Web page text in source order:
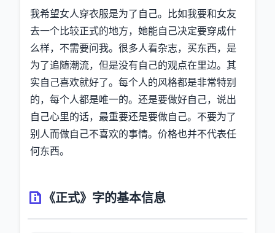
我希望女人穿衣服是为了自己。比如我要和女友
去一个比较正式的地方，她能自己决定要穿成什
么样，不需要问我。很多人看杂志，买东西，是
为了追随潮流，但是没有自己的观点在里边。其
实自己喜欢就好了。每个人的风格都是非常特别
的，每个人都是唯一的。还是要做好自己，说出
自己心里的话，最重要还是要做自己。不要为了
别人而做自己不喜欢的事情。价格也并不代表任
何东西。
《正式》字的基本信息